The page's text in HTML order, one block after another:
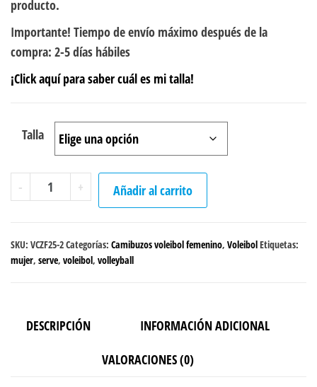
producto.
Importante! Tiempo de envío máximo después de la
compra: 2-5 días hábiles
¡Click aquí para saber cuál es mi talla!
Talla
-
Camibuzo
Voleibol
Pass
&
negro
+ Añadir al carrito
SKU: VCZF25-2Categorías: Camibuzos voleibol femenino, VoleibolEtiquetas:
mujer, serve, voleibol, volleyball
DESCRIPCIÓN
INFORMACIÓN ADICIONAL
VALORACIONES (0)